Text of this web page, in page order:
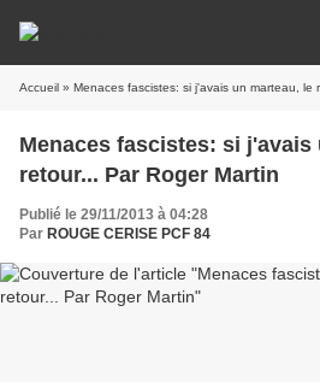
Accueil » Menaces fascistes: si j'avais un marteau, le
Menaces fascistes: si j'avais
retour... Par Roger Martin
Publié le 29/11/2013 à 04:28
Par ROUGE CERISE PCF 84